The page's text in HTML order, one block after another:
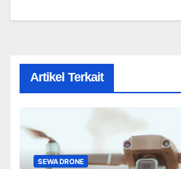
Artikel Terkait
SEWA DRONE